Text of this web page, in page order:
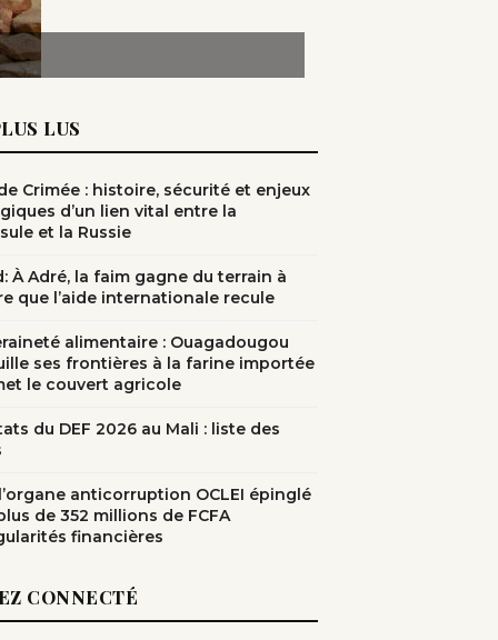
LUS
Crimée : histoire, sécurité et enjeux
d’un lien vital entre la
et la Russie
À Adré, la faim gagne du terrain à
que l’aide internationale recule
alimentaire : Ouagadougou
ses frontières à la farine importée
le couvert agricole
du DEF 2026 au Mali : liste des
anticorruption OCLEI épinglé
de 352 millions de FCFA
financières
CONNECTÉ